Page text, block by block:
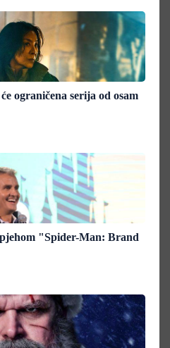
ograničena serija od osam
"Spider-Man: Brand